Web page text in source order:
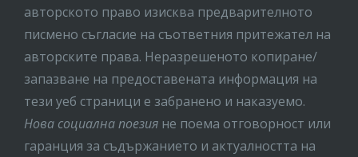
авторското право изисква предварителното
писмено съгласие на съответния притежател на
авторските права. Неразрешеното копиране/
запазване на предоставената информация на
тези уеб страници е забранено и наказуемо.
Нова социална поезия не поема отговорност или
гаранция за съдържанието и актуалността на